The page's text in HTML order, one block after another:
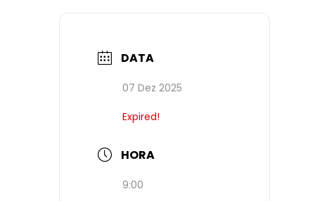
DATA
07 Dez 2025
Expired!
HORA
9:00